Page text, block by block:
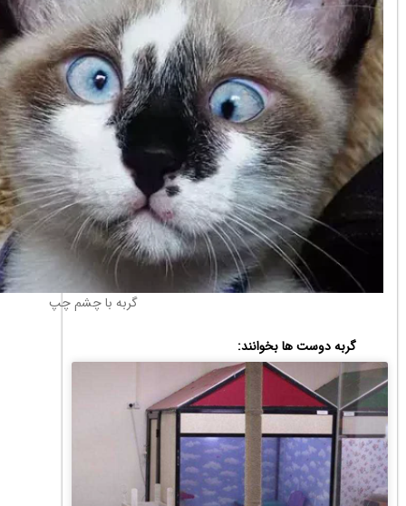
گربه با چشم چپ
گربه دوست ها بخوانند: